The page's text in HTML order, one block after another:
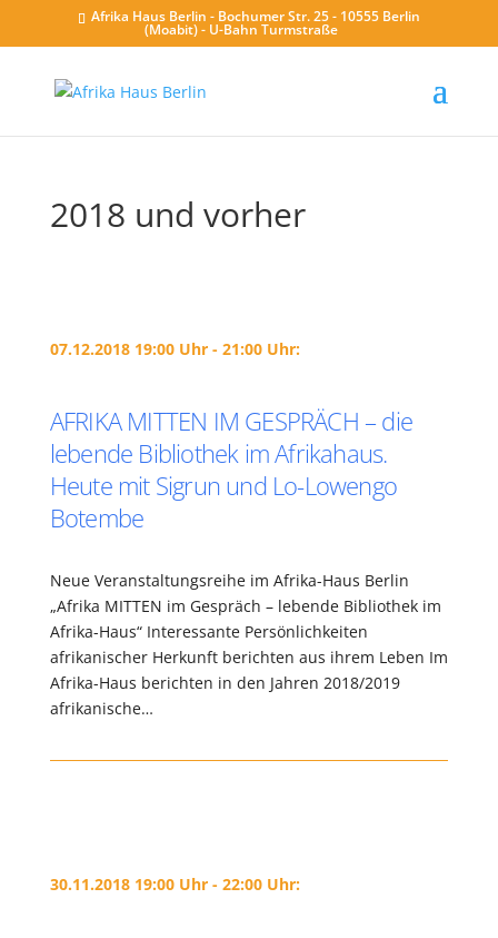
Afrika Haus Berlin - Bochumer Str. 25 - 10555 Berlin
(Moabit) - U-Bahn Turmstraße
2018 und vorher
07.12.2018 19:00 Uhr - 21:00 Uhr:
AFRIKA MITTEN IM GESPRÄCH – die
lebende Bibliothek im Afrikahaus.
Heute mit Sigrun und Lo-Lowengo
Botembe
Neue Veranstaltungsreihe im Afrika-Haus Berlin
„Afrika MITTEN im Gespräch – lebende Bibliothek im
Afrika-Haus“ Interessante Persönlichkeiten
afrikanischer Herkunft berichten aus ihrem Leben Im
Afrika-Haus berichten in den Jahren 2018/2019
afrikanische…
30.11.2018 19:00 Uhr - 22:00 Uhr: